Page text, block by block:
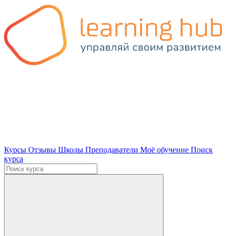
Курсы Отзывы Школы Преподаватели Моё обучение Поиск
курса